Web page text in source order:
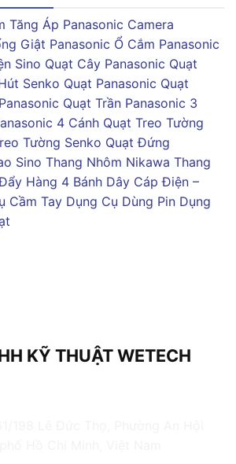
Tăng Áp Panasonic Camera
Giật Panasonic Ổ Cắm Panasonic
Sino Quạt Cây Panasonic Quạt
Senko Quạt Panasonic Quạt
Quạt Trần Panasonic 3
4 Cánh Quạt Treo Tường
Tường Senko Quạt Đứng
Sino Thang Nhôm Nikawa Thang
Hàng 4 Bánh Dây Cáp Điện –
Cầm Tay Dụng Cụ Dùng Pin Dụng
KỸ THUẬT WETECH